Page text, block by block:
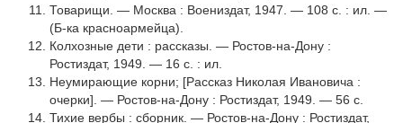
Товарищи. — Москва : Воениздат, 1947. — 108 с. : ил. —
(Б-ка красноармейца).
Колхозные дети : рассказы. — Ростов-на-Дону :
Ростиздат, 1949. — 16 с. : ил.
Неумирающие корни; [Рассказ Николая Ивановича :
очерки]. — Ростов-на-Дону : Ростиздат, 1949. — 56 с.
Тихие вербы : сборник. — Ростов-на-Дону : Ростиздат,